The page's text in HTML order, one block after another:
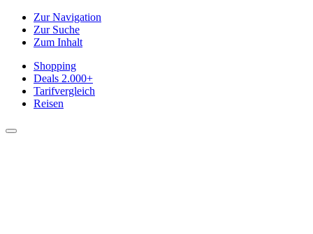
Zur Navigation
Zur Suche
Zum Inhalt
Shopping
Deals 2.000+
Tarifvergleich
Reisen